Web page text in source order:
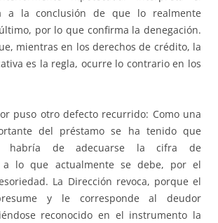
a la conclusión de que lo realmente
por lo que confirma la denegación.
mientras en los derechos de crédito, la
es la regla, ocurre lo contrario en los
otro defecto recurrido: Como una
del préstamo se ha tenido que
habría de adecuarse la cifra de
a lo que actualmente se debe, por el
La Dirección revoca, porque el
y le corresponde al deudor
reconocido en el instrumento la